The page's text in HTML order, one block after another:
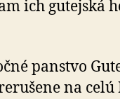
ich gutejská
panstvo
na